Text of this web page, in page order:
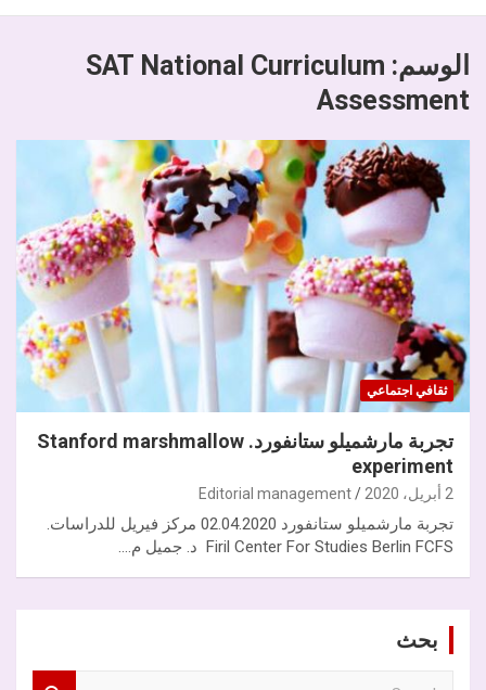
الوسم: SAT National Curriculum
Assessment
ثقافي اجتماعي
تجربة مارشميلو ستانفورد. Stanford marshmallow
experiment
2 أبريل، 2020 Editorial management
تجربة مارشميلو ستانفورد 02.04.2020 مركز فيريل للدراسات.
Firil Center For Studies Berlin FCFS د. جميل م.…
بحث